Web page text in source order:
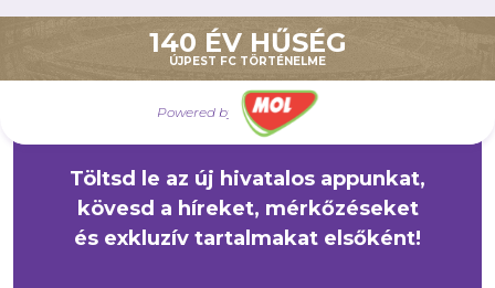
140 ÉV HŰSÉG
ÚJPEST FC TÖRTÉNELME
Powered by
Az Újpest FC
mindig veled van!
Töltsd le az új hivatalos appunkat,
kövesd a híreket, mérkőzéseket
és exkluzív tartalmakat elsőként!